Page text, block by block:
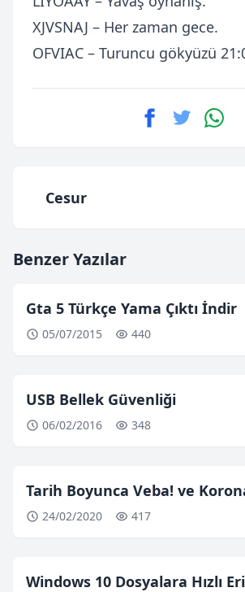
XJVSNAJ – Her zaman gece.
OFVIAC – Turuncu gökyüzü
Cesur
Benzer Yazılar
Gta 5 Türkçe Yama Çıktı İndir
05/07/2015 440
USB Bellek Güvenliği
06/02/2016 348
Tarih Boyunca Veba! ve
24/02/2020 417
Windows 10 Dosyalara Hızlı